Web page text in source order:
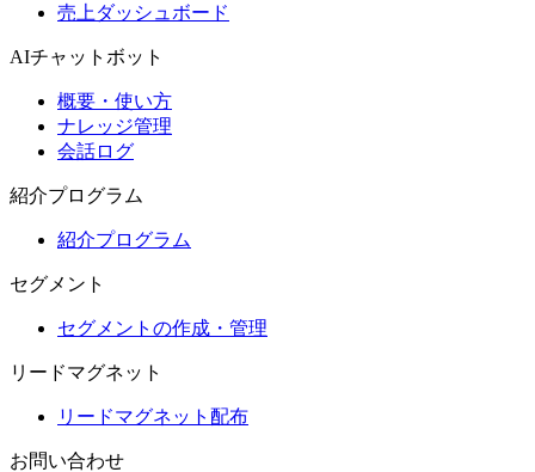
売上ダッシュボード
AIチャットボット
概要・使い方
ナレッジ管理
会話ログ
紹介プログラム
紹介プログラム
セグメント
セグメントの作成・管理
リードマグネット
リードマグネット配布
お問い合わせ